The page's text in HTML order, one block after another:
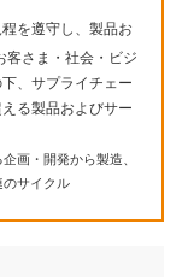
を遵守し、製品お
客さま・社会・ビジ
、サプライチェー
る製品およびサー
画・開発から製造、
のサイクル